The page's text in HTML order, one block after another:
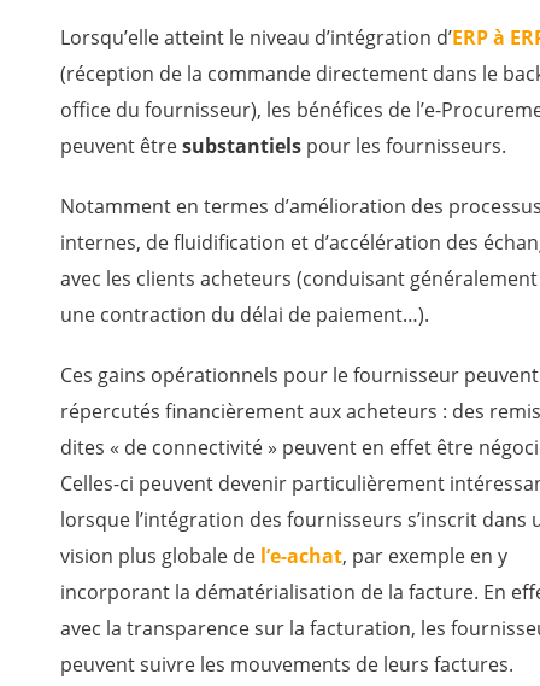
Lorsqu’elle atteint le niveau d’intégration d’ERP à
(réception de la commande directement dans le
office du fournisseur), les bénéfices de l’e-
peuvent êtresubstantiels pour les fournisseurs.
Notamment en termes d’amélioration des
internes, de fluidification et d’accélération des
avec les clients acheteurs (conduisant
une contraction du délai de paiement…).
Ces gains opérationnels pour le fournisseur
répercutés financièrement aux acheteurs : des
dites « de connectivité » peuvent en effet être
Celles-ci peuvent devenir particulièrement
lorsque l’intégration des fournisseurs s’inscrit dans
vision plus globale de l’e-achat, par exemple en y
incorporant la dématérialisation de la facture. En
avec la transparence sur la facturation, les
peuvent suivre les mouvements de leurs factures.